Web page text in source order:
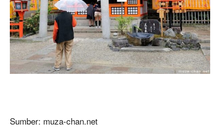
Sumber: muza-chan.net